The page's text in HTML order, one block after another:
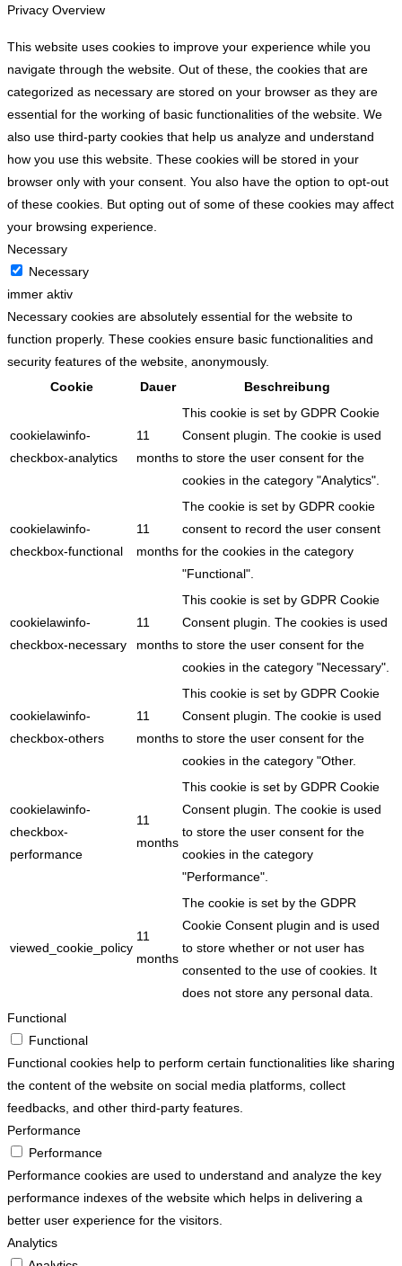
Privacy Overview
This website uses cookies to improve your experience while you
navigate through the website. Out of these, the cookies that are
categorized as necessary are stored on your browser as they are
essential for the working of basic functionalities of the website. We
also use third-party cookies that help us analyze and understand
how you use this website. These cookies will be stored in your
browser only with your consent. You also have the option to opt-out
of these cookies. But opting out of some of these cookies may affect
your browsing experience.
Necessary
Necessary
immer aktiv
Necessary cookies are absolutely essential for the website to
function properly. These cookies ensure basic functionalities and
security features of the website, anonymously.
Cookie
Dauer Beschreibung
cookielawinfo-
checkbox-analytics
11
months
This cookie is set by GDPR Cookie
Consent plugin. The cookie is used
to store the user consent for the
cookies in the category "Analytics".
cookielawinfo-
checkbox-functional
11
months
The cookie is set by GDPR cookie
consent to record the user consent
for the cookies in the category
"Functional".
cookielawinfo-
checkbox-necessary
11
months
This cookie is set by GDPR Cookie
Consent plugin. The cookies is used
to store the user consent for the
cookies in the category "Necessary".
cookielawinfo-
checkbox-others
11
months
This cookie is set by GDPR Cookie
Consent plugin. The cookie is used
to store the user consent for the
cookies in the category "Other.
cookielawinfo-
checkbox-
performance
11
months
This cookie is set by GDPR Cookie
Consent plugin. The cookie is used
to store the user consent for the
cookies in the category
"Performance".
viewed_cookie_policy
11
months
The cookie is set by the GDPR
Cookie Consent plugin and is used
to store whether or not user has
consented to the use of cookies. It
does not store any personal data.
Functional
Functional
Functional cookies help to perform certain functionalities like sharing
the content of the website on social media platforms, collect
feedbacks, and other third-party features.
Performance
Performance
Performance cookies are used to understand and analyze the key
performance indexes of the website which helps in delivering a
better user experience for the visitors.
Analytics